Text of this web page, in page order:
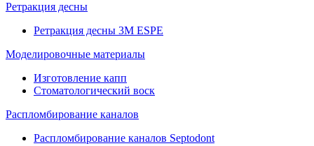
Ретракция десны
Ретракция десны 3M ESPE
Моделировочные материалы
Изготовление капп
Стоматологический воск
Распломбирование каналов
Распломбирование каналов Septodont